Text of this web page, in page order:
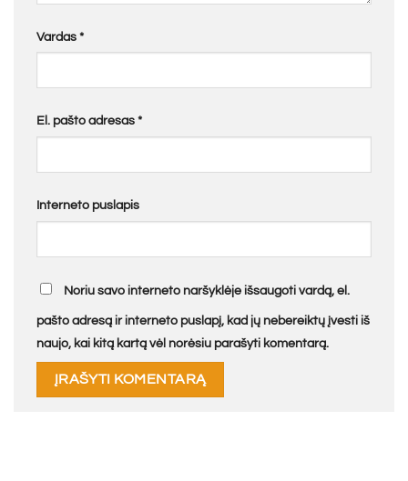
Vardas *
El. pašto adresas *
Interneto puslapis
Noriu savo interneto naršyklėje išsaugoti vardą, el.
pašto adresą ir interneto puslapį, kad jų nebereiktų įvesti iš
naujo, kai kitą kartą vėl norėsiu parašyti komentarą.